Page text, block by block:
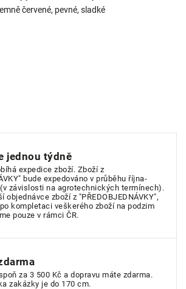
červené, pevné, sladké
jednou týdně
expedice zboží. Zboží z
bude expedováno v průběhu října-
závislosti na agrotechnických termínech).
objednávce zboží z "PŘEDOBJEDNÁVKY",
kompletaci veškerého zboží na podzim
pouze v rámci ČR.
za 3 500 Kč a dopravu máte zdarma.
zakázky je do 170 cm.